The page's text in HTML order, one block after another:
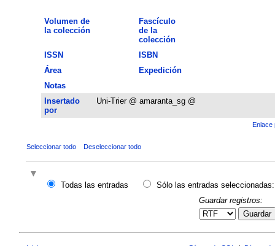
Volumen de
la colección
Fascículo
de la
colección
ISSN
ISBN
Área
Expedición
Notas
Insertado
por
Uni-Trier @ amaranta_sg @
Enlace
Seleccionar todo Deseleccionar todo
Todas las entradas
Sólo las entradas seleccionadas:
Guardar registros:
Guardar